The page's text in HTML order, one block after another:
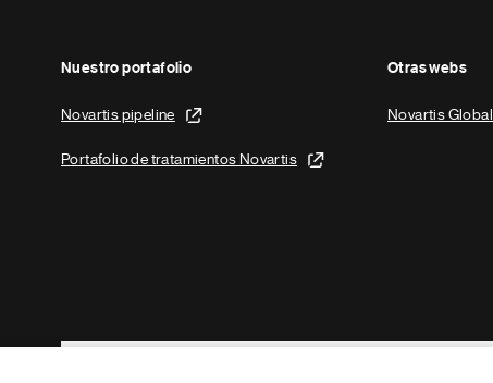
Nuestro portafolio
Novartis pipeline
Portafolio de tratamientos Novartis
Otras webs
Novartis Global
Footer Site Search